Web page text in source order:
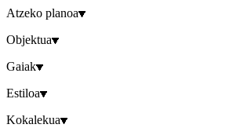
Atzeko planoa
Objektua
Gaiak
Estiloa
Kokalekua